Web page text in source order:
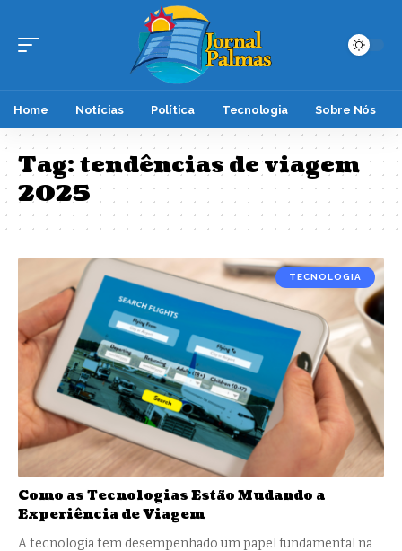
Home Notícias Política Tecnologia Sobre Nós
Tag:tendências de viagem
2025
TECNOLOGIA
Como as Tecnologias Estão Mudando a
Experiência de Viagem
A tecnologia tem desempenhado um papel fundamental na